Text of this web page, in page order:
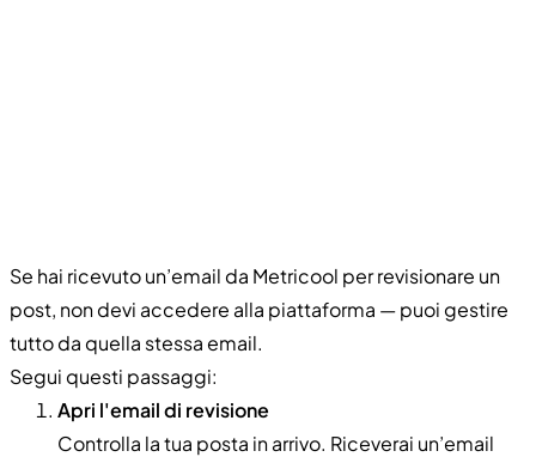
Se hai ricevuto un’email da Metricool per revisionare un
post, non devi accedere alla piattaforma — puoi gestire
tutto da quella stessa email.
Segui questi passaggi:
Apri l'email di revisione
Controlla la tua posta in arrivo. Riceverai un’email